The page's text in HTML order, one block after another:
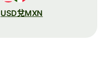
USD兌MXN